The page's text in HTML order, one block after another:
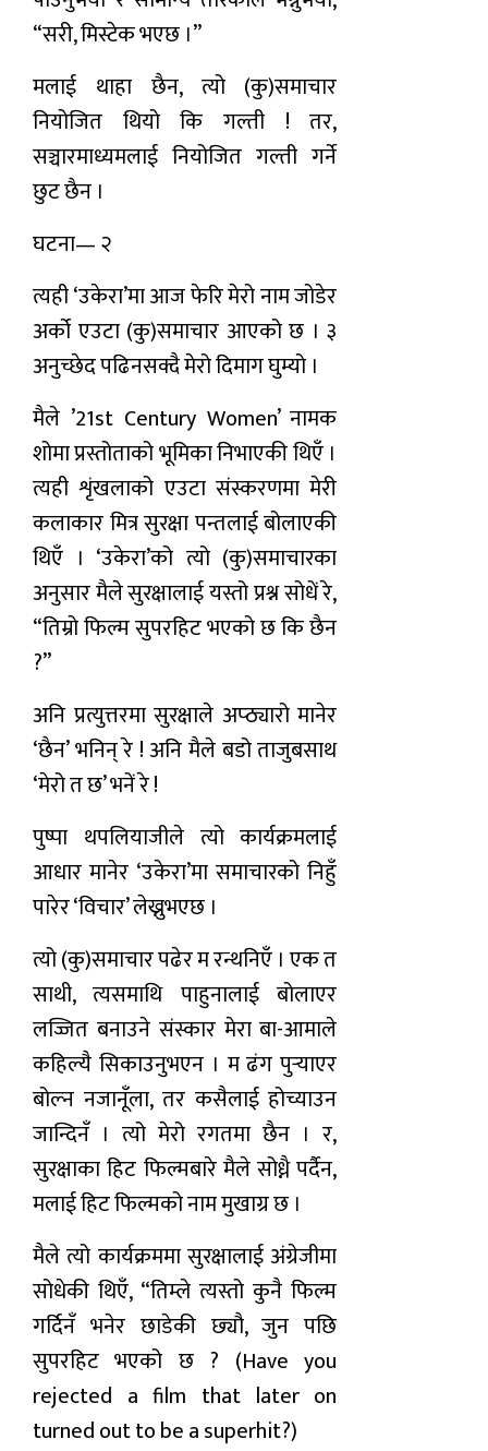
“सरी, मिस्टेक भएछ ।”
मलाई थाहा छैन, त्यो (कु)समाचार
नियोजित थियो कि गल्ती ! तर,
सञ्चारमाध्यमलाई नियोजित गल्ती गर्ने
छुट छैन ।
घटना— २
त्यही ‘उकेरा’मा आज फेरि मेरो नाम जोडेर
अर्को एउटा (कु)समाचार आएको छ । ३
अनुच्छेद पढिनसक्दै मेरो दिमाग घुम्यो ।
मैले ’21st Century Women’ नामक
शोमा प्रस्तोताको भूमिका निभाएकी थिएँ ।
त्यही शृंखलाको एउटा संस्करणमा मेरी
कलाकार मित्र सुरक्षा पन्तलाई बोलाएकी
थिएँ । ‘उकेरा’को त्यो (कु)समाचारका
अनुसार मैले सुरक्षालाई यस्तो प्रश्न सोधें रे,
“तिम्रो फिल्म सुपरहिट भएको छ कि छैन
?”
अनि प्रत्युत्तरमा सुरक्षाले अप्ठ्यारो मानेर
‘छैन’ भनिन् रे ! अनि मैले बडो ताजुबसाथ
‘मेरो त छ’ भनें रे !
पुष्पा थपलियाजीले त्यो कार्यक्रमलाई
आधार मानेर ‘उकेरा’मा समाचारको निहुँ
पारेर ‘विचार’ लेख्नुभएछ ।
त्यो (कु)समाचार पढेर म रन्थनिएँ । एक त
साथी, त्यसमाथि पाहुनालाई बोलाएर
लज्जित बनाउने संस्कार मेरा बा-आमाले
कहिल्यै सिकाउनुभएन । म ढंग पुर्‍याएर
बोल्न नजानूँला, तर कसैलाई होच्याउन
जान्दिनँ । त्यो मेरो रगतमा छैन । र,
सुरक्षाका हिट फिल्मबारे मैले सोध्नै पर्दैन,
मलाई हिट फिल्मको नाम मुखाग्र छ ।
मैले त्यो कार्यक्रममा सुरक्षालाई अंग्रेजीमा
सोधेकी थिएँ, “तिम्ले त्यस्तो कुनै फिल्म
गर्दिनँ भनेर छाडेकी छ्यौ, जुन पछि
सुपरहिट भएको छ ? (Have you
rejected a film that later on
turned out to be a superhit?)